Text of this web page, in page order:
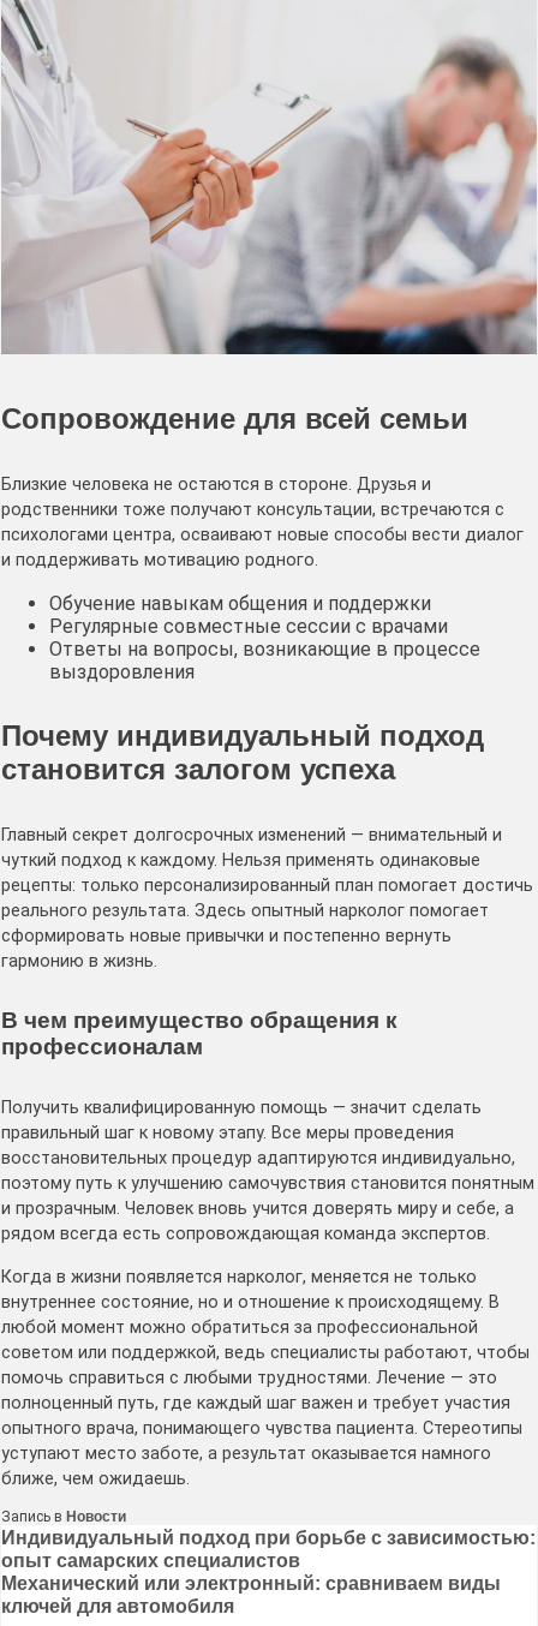
Сопровождение для всей семьи
Близкие человека не остаются в стороне. Друзья и
родственники тоже получают консультации, встречаются с
психологами центра, осваивают новые способы вести диалог
и поддерживать мотивацию родного.
Обучение навыкам общения и поддержки
Регулярные совместные сессии с врачами
Ответы на вопросы, возникающие в процессе
выздоровления
Почему индивидуальный подход
становится залогом успеха
Главный секрет долгосрочных изменений — внимательный и
чуткий подход к каждому. Нельзя применять одинаковые
рецепты: только персонализированный план помогает достичь
реального результата. Здесь опытный нарколог помогает
сформировать новые привычки и постепенно вернуть
гармонию в жизнь.
В чем преимущество обращения к
профессионалам
Получить квалифицированную помощь — значит сделать
правильный шаг к новому этапу. Все меры проведения
восстановительных процедур адаптируются индивидуально,
поэтому путь к улучшению самочувствия становится понятным
и прозрачным. Человек вновь учится доверять миру и себе, а
рядом всегда есть сопровождающая команда экспертов.
Когда в жизни появляется нарколог, меняется не только
внутреннее состояние, но и отношение к происходящему. В
любой момент можно обратиться за профессиональной
советом или поддержкой, ведь специалисты работают, чтобы
помочь справиться с любыми трудностями. Лечение — это
полноценный путь, где каждый шаг важен и требует участия
опытного врача, понимающего чувства пациента. Стереотипы
уступают место заботе, а результат оказывается намного
ближе, чем ожидаешь.
Запись в Новости
Навигация
по
записям
Индивидуальный подход при борьбе с зависимостью:
опыт самарских специалистов
Механический или электронный: сравниваем виды
ключей для автомобиля